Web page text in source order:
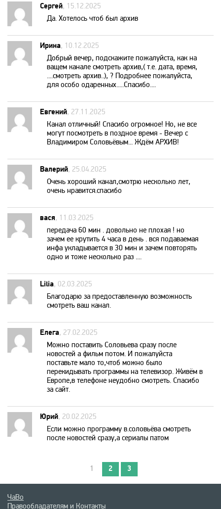
Nickelodeon
Paramount Channel
RU TV
Sony Sci-Fi
Top Secret
Travel and Adventure
Travel Channel
TV XXI
UDAR
Viasat Explorer
Viasat Sport
Сергей, 15.12.2025
Да. Хотелось чтоб был архив
Ирина, 10.12.2025
Добрый вечер, подскажите пожалуйста, как на
ващем канале смотреть архив,( т.е. дата, время,
....смотреть архив..), ? Подробнее пожалуйста,
для особо одаренных.....Спасибо....
Евгений, 27.11.2025
Канал отличный! Спасибо огромное! Но, не все
могут посмотреть в поздное время - Вечер с
Владимиром Соловьёвым... Ждём АРХИВ!
Валерий, 25.04.2025
Очень хороший канал,смотрю несколько лет,
очень нравится.спасибо
вася, 11.03.2025
передача 60 мин . довольно не плохая ! но
зачем ее крутить 4 часа в день . вся подаваемая
инфа укладывается в 30 мин и зачем повторять
одно и тоже несколько раз ....
Lilia, 02.03.2025
Благодарю за предоставленную возможность
смотреть ваш канал.
Елега, 27.02.2025
Можно поставить Соловьева сразу после
новостей а фильм потом. И пожалуйста
поставьте мало то,чтоб можно было
перекидывать программы на телевизор. Живём в
Европе,в телефоне неудобно смотреть. Спасибо
за сайт.
Юрий, 20.02.2025
Если можно программу в.соловьёва смотреть
после новостей сразу,а сериалы патом
1 2 3
ЧаВо
Правообладателям и Контакты